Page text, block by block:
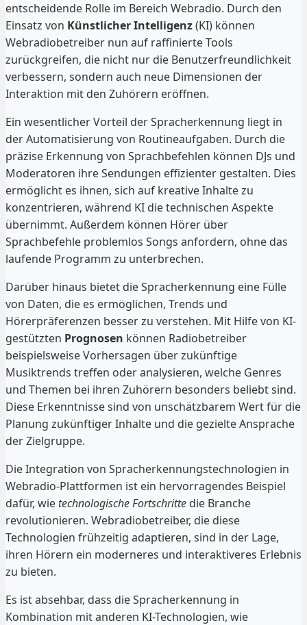
entscheidende Rolle im Bereich Webradio. Durch den
Einsatz von Künstlicher Intelligenz(KI) können
Webradiobetreiber nun auf raffinierte Tools
zurückgreifen, die nicht nur die Benutzerfreundlichkeit
verbessern, sondern auch neue Dimensionen der
Interaktion mit den Zuhörern eröffnen.
Ein wesentlicher Vorteil der Spracherkennung liegt in
der Automatisierung von Routineaufgaben. Durch die
präzise Erkennung von Sprachbefehlen können DJs und
Moderatoren ihre Sendungen effizienter gestalten. Dies
ermöglicht es ihnen, sich auf kreative Inhalte zu
konzentrieren, während KI die technischen Aspekte
übernimmt. Außerdem können Hörer über
Sprachbefehle problemlos Songs anfordern, ohne das
laufende Programm zu unterbrechen.
Darüber hinaus bietet die Spracherkennung eine Fülle
von Daten, die es ermöglichen, Trends und
Hörerpräferenzen besser zu verstehen. Mit Hilfe von KI-
gestützten Prognosen können Radiobetreiber
beispielsweise Vorhersagen über zukünftige
Musiktrends treffen oder analysieren, welche Genres
und Themen bei ihren Zuhörern besonders beliebt sind.
Diese Erkenntnisse sind von unschätzbarem Wert für die
Planung zukünftiger Inhalte und die gezielte Ansprache
der Zielgruppe.
Die Integration von Spracherkennungstechnologien in
Webradio-Plattformen ist ein hervorragendes Beispiel
dafür, wie technologische Fortschritte die Branche
revolutionieren. Webradiobetreiber, die diese
Technologien frühzeitig adaptieren, sind in der Lage,
ihren Hörern ein moderneres und interaktiveres Erlebnis
zu bieten.
Es ist absehbar, dass die Spracherkennung in
Kombination mit anderen KI-Technologien, wie